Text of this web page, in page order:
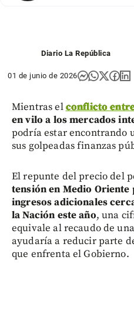
Diario La República
01 de junio de 2026
Mientras elconflicto
en vilo a los mercados
podría estar encontrando
sus golpeadas finanzas
El repunte del precio del
tensión en Medio
ingresos adicionales
la Nación este año, una
equivale al recaudo de
ayudaría a reducir parte
que enfrenta el Gobierno.